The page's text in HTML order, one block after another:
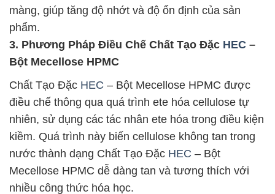
màng, giúp tăng độ nhớt và độ ổn định của sản
phẩm.
3. Phương Pháp Điều Chế Chất Tạo Đặc HEC –
Bột Mecellose HPMC
Chất Tạo Đặc HEC – Bột Mecellose HPMC được
điều chế thông qua quá trình ete hóa cellulose tự
nhiên, sử dụng các tác nhân ete hóa trong điều kiện
kiềm. Quá trình này biến cellulose không tan trong
nước thành dạng Chất Tạo Đặc HEC – Bột
Mecellose HPMC dễ dàng tan và tương thích với
nhiều công thức hóa học.